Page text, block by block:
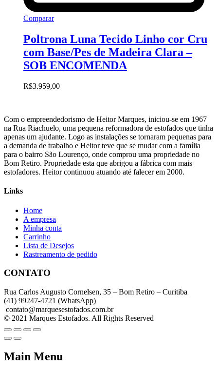
Comparar
Poltrona Luna Tecido Linho cor Cru
com Base/Pes de Madeira Clara –
SOB ENCOMENDA
R$3.959,00
Com o empreendedorismo de Heitor Marques, iniciou-se em 1967
na Rua Riachuelo, uma pequena reformadora de estofados que tinha
apenas um ajudante. Logo as instalações se tornaram pequenas para
a demanda de trabalho e Heitor teve que se mudar com a família
para o bairro São Lourenço, onde comprou uma propriedade no
Bom Retiro. Propriedade esta que abrigou a fábrica com mais
estofadores. Heitor continuou atuando até falecer em 2000.
Links
Home
A empresa
Minha conta
Carrinho
Lista de Desejos
Rastreamento de pedido
CONTATO
Rua Carlos Augusto Cornelsen, 35 – Bom Retiro – Curitiba
(41) 99247-4721 (WhatsApp)
contato@marquesestofados.com.br
© 2021 Marques Estofados. All Rights Reserved
Main Menu